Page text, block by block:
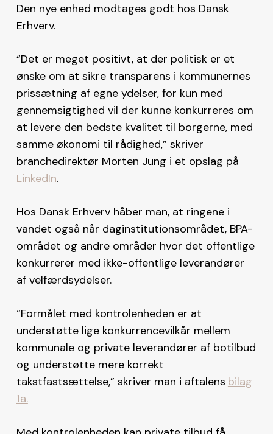
Den nye enhed modtages godt hos Dansk
Erhverv.
“Det er meget positivt, at der politisk er et
ønske om at sikre transparens i kommunernes
prissætning af egne ydelser, for kun med
gennemsigtighed vil der kunne konkurreres om
at levere den bedste kvalitet til borgerne, med
samme økonomi til rådighed,” skriver
branchedirektør Morten Jung i et opslag på
LinkedIn.
Hos Dansk Erhverv håber man, at ringene i
vandet også når daginstitutionsområdet, BPA-
området og andre områder hvor det offentlige
konkurrerer med ikke-offentlige leverandører
af velfærdsydelser.
“Formålet med kontrolenheden er at
understøtte lige konkurrencevilkår mellem
kommunale og private leverandører af botilbud
og understøtte mere korrekt
takstfastsættelse,” skriver man i aftalens bilag
1a.